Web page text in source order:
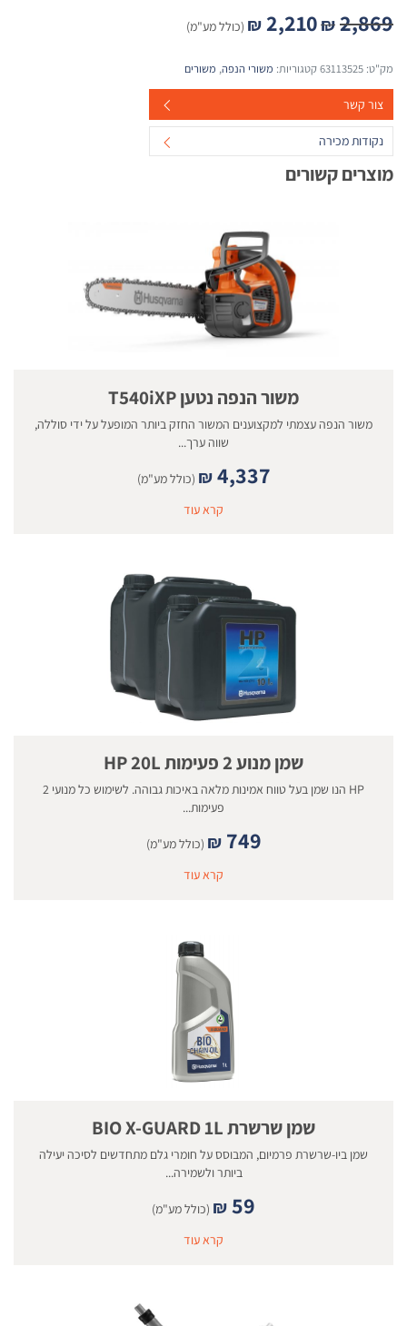
₪2,869
₪ 2,210 (כולל מע"מ)
מק"ט: 63113525קטגוריות: משורי הנפה, משורים
צור קשר
נקודות מכירה
מוצרים קשורים
משור הנפה נטען T540iXP
משור הנפה עצמתי למקצוענים המשור החזק ביותר המופעל על ידי סוללה,
שווה ערך...
₪ 4,337
(כולל מע"מ)
קרא עוד
שמן מנוע 2 פעימות HP 20L
HP הנו שמן בעל טווח אמינות מלאה באיכות גבוהה. לשימוש כל מנועי 2
פעימות...
₪ 749
(כולל מע"מ)
קרא עוד
שמן שרשרת BIO X-GUARD 1L
שמן ביו-שרשרת פרמיום, המבוסס על חומרי גלם מתחדשים לסיכה יעילה
ביותר ולשמירה...
₪59
(כולל מע"מ)
קרא עוד